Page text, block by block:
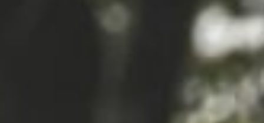
Spa 2025 - Présentation de l'épreuve